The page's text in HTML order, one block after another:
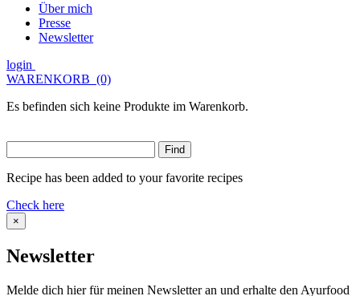
Über mich
Presse
Newsletter
login
WARENKORB (0)
Es befinden sich keine Produkte im Warenkorb.
Recipe has been added to your favorite recipes
Check here
×
Newsletter
Melde dich hier für meinen Newsletter an und erhalte den Ayurfood